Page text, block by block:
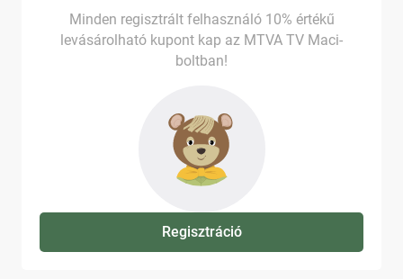
Minden regisztrált felhasználó 10% értékű
levásárolható kupont kap az MTVA TV Maci-
boltban!
Regisztráció